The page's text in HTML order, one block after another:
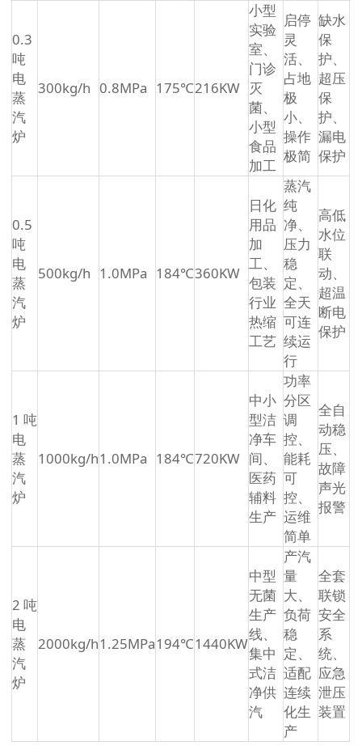
0.3
吨
电
蒸
汽
炉
300kg/h 0.8MPa 175℃216KW
小型
实验
室、
门诊
灭
菌、
小型
食品
加工
启停
灵
活、
占地
极
小、
操作
极简
缺水
保
护、
超压
保
护、
漏电
保护
0.5
吨
电
蒸
汽
炉
500kg/h 1.0MPa 184℃360KW
日化
用品
加
工、
包装
行业
热缩
工艺
蒸汽
纯
净、
压力
稳
定、
全天
可连
续运
行
高低
水位
联
动、
超温
断电
保护
1 吨
电
蒸
汽
炉
1000kg/h1.0MPa 184℃720KW
中小
型洁
净车
间、
医药
辅料
生产
功率
分区
调
控、
能耗
可
控、
运维
简单
全自
动稳
压、
故障
声光
报警
2 吨
电
蒸
汽
炉
2000kg/h1.25MPa194℃1440KW
中型
无菌
生产
线、
集中
式洁
净供
汽
产汽
量
大、
负荷
稳
定、
适配
连续
化生
产
全套
联锁
安全
系
统、
应急
泄压
装置